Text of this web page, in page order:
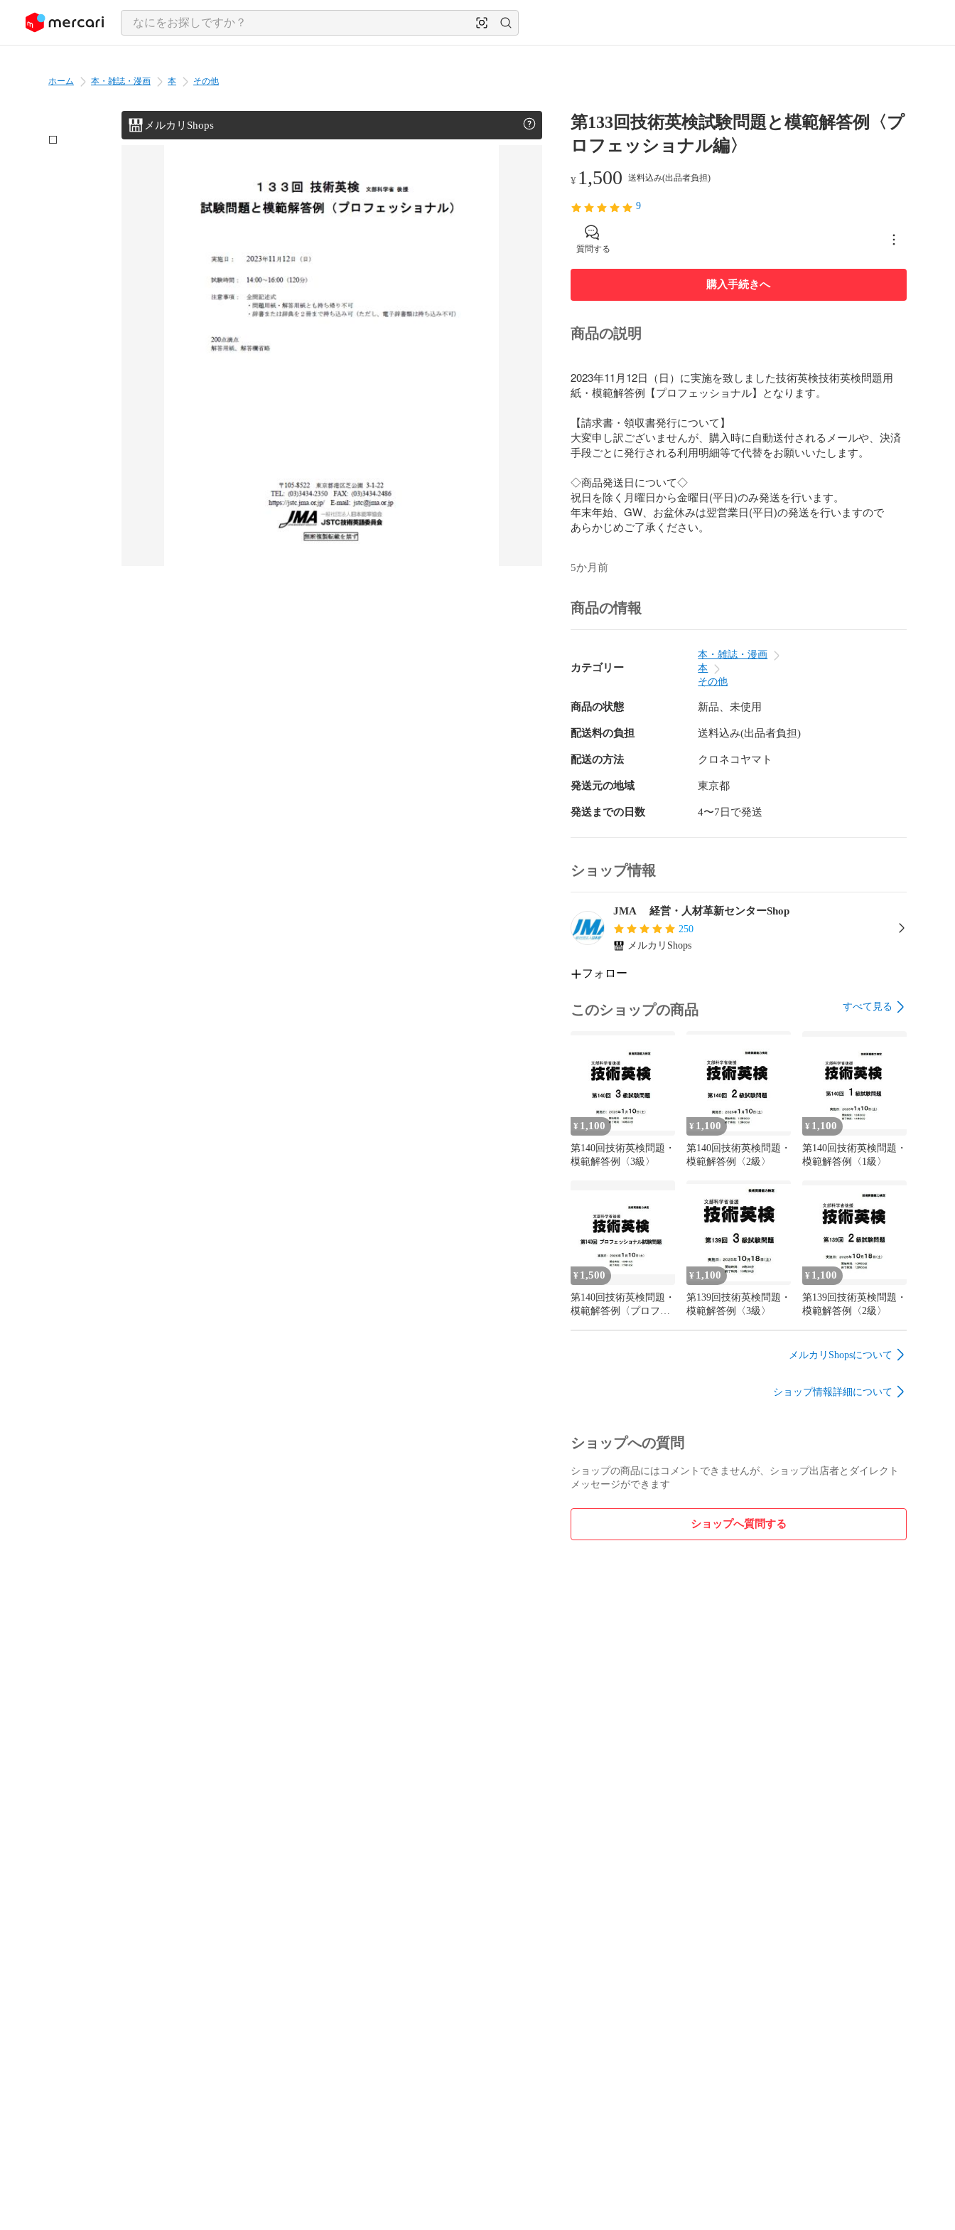
ツにスキップ
ホーム 本・雑誌・漫画 本 その他
メルカリShops
第133回技術英検試験問題と模範解答例〈プ
ロフェッショナル編〉
¥ 1,500 送料込み(出品者負担)
9
質問する
購入手続きへ
商品の説明
2023年11月12日（日）に実施を致しました技術英検技術英検問題用
紙・模範解答例【プロフェッショナル】となります。
【請求書・領収書発行について】
大変申し訳ございませんが、購入時に自動送付されるメールや、決済
手段ごとに発行される利用明細等で代替をお願いいたします。
◇商品発送日について◇
祝日を除く月曜日から金曜日(平日)のみ発送を行います。
年末年始、GW、お盆休みは翌営業日(平日)の発送を行いますので
あらかじめご了承ください。
5か月前
商品の情報
カテゴリー
本・雑誌・漫画
本
その他
商品の状態 新品、未使用
配送料の負担 送料込み(出品者負担)
配送の方法 クロネコヤマト
発送元の地域 東京都
発送までの日数 4〜7日で発送
ショップ情報
JMA 経営・人材革新センターShop
250
メルカリShops
フォロー
このショップの商品 すべて見る
¥ 1,100
第140回技術英検問題・
模範解答例〈3級〉
¥ 1,100
第140回技術英検問題・
模範解答例〈2級〉
¥ 1,100
第140回技術英検問題・
模範解答例〈1級〉
¥ 1,500
第140回技術英検問題・
模範解答例〈プロフェ
¥ 1,100
第139回技術英検問題・
模範解答例〈3級〉
¥ 1,100
第139回技術英検問題・
模範解答例〈2級〉
メルカリShopsについて
ショップ情報詳細について
ショップへの質問
ショップの商品にはコメントできませんが、ショップ出店者とダイレクト
メッセージができます
ショップへ質問する